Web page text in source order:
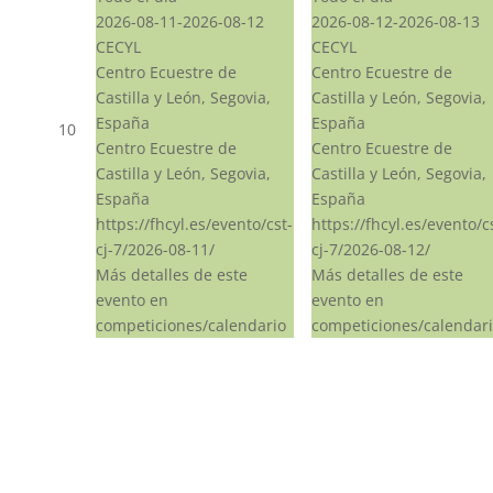
10
2026-08-11-2026-08-12
CECYL
Centro Ecuestre de
Castilla y León, Segovia,
España
Centro Ecuestre de
Castilla y León, Segovia,
España
https://fhcyl.es/evento/cst-
cj-7/2026-08-11/
Más detalles de este
evento en
competiciones/calendario
2026-08-12-2026-08-13
CECYL
Centro Ecuestre de
Castilla y León, Segovia,
España
Centro Ecuestre de
Castilla y León, Segovia,
España
https://fhcyl.es/evento/
cj-7/2026-08-12/
Más detalles de este
evento en
competiciones/